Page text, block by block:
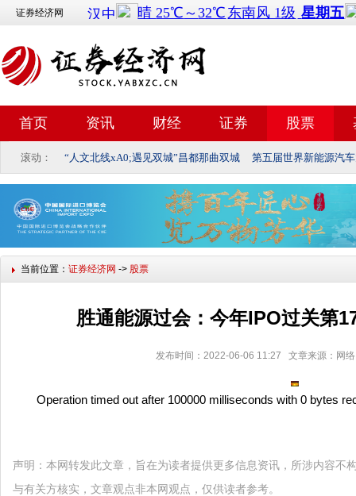
证券经济网
首页 资讯 财经 证券 股票
滚动： “人文北线xA0;遇见双城”昌都那曲双城 第五届世界新能源汽
当前位置： 证券经济网 -> 股票
胜通能源过会：今年IPO过关第
发布时间：2022-06-06 11:27 文章来源：网
Operation timed out after 100000 milliseconds with 0 bytes
声明：本网转发此文章，旨在为读者提供更多信息资讯，所涉内容不
与有关方核实，文章观点非本网观点，仅供读者参考。